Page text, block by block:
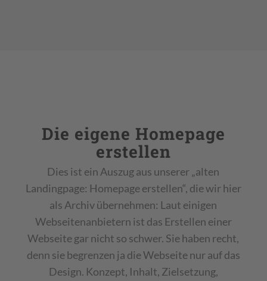
Die eigene Homepage
erstellen
Dies ist ein Auszug aus unserer „alten
Landingpage: Homepage erstellen“, die wir hier
als Archiv übernehmen: Laut einigen
Webseitenanbietern ist das Erstellen einer
Webseite gar nicht so schwer. Sie haben recht,
denn sie begrenzen ja die Webseite nur auf das
Design. Konzept, Inhalt, Zielsetzung,